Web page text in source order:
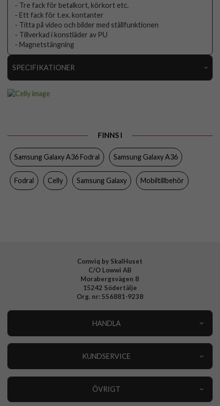
- Tre fack för betalkort, körkort etc.
- Ett fack för t.ex. kontanter
- Titta på video och bilder med ställfunktionen
- Tillverkad i konstläder av PU
- Magnetstängning
SPECIFIKATIONER
Färg
Material Konstläder, Mjukplast (TPU)
Varumärke
FINNS I
Samsung Galaxy A36 Fodral Samsung Galaxy A36
Fodral Celly Samsung Galaxy Mobiltillbehör
Comviq by SkalHuset
C/O Lowwi AB
Morabergsvägen 8
15242 Södertälje
Org. nr: 556881-9238
HANDLA
KUNDSERVICE
ÖVRIGT